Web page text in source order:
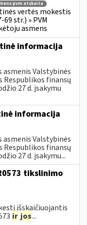
pvm atskaita
vertės mokestis
str.) » PVM
asmens
informacija
Valstybinės
Respublikos finansų
27 d. įsakymu
informacija
Valstybinės
Respublikos finansų
27 d. įsakymu...
tikslinimo
išskaičiuojantis
ir jos...